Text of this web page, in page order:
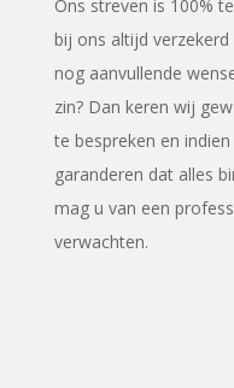
Ons streven is 100%
bij ons altijd
nog aanvullende
zin? Dan keren wij
te bespreken en
garanderen dat alles
mag u van een
verwachten.